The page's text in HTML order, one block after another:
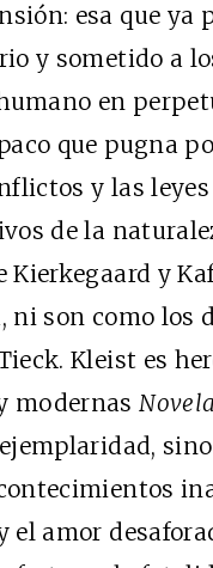
esa que ya
y sometido a
en
que pugna
y las
de la
Kierkegaard y
ni son como los
Kleist es
modernas
el amor